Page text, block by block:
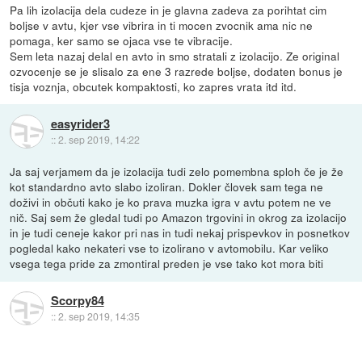
Pa lih izolacija dela cudeze in je glavna zadeva za porihtat cim
boljse v avtu, kjer vse vibrira in ti mocen zvocnik ama nic ne
pomaga, ker samo se ojaca vse te vibracije.
Sem leta nazaj delal en avto in smo stratali z izolacijo. Ze original
ozvocenje se je slisalo za ene 3 razrede boljse, dodaten bonus je
tisja voznja, obcutek kompaktosti, ko zapres vrata itd itd.
easyrider3
::2. sep 2019, 14:22
Ja saj verjamem da je izolacija tudi zelo pomembna sploh če je že
kot standardno avto slabo izoliran. Dokler človek sam tega ne
doživi in občuti kako je ko prava muzka igra v avtu potem ne ve
nič. Saj sem že gledal tudi po Amazon trgovini in okrog za izolacijo
in je tudi ceneje kakor pri nas in tudi nekaj prispevkov in posnetkov
pogledal kako nekateri vse to izolirano v avtomobilu. Kar veliko
vsega tega pride za zmontiral preden je vse tako kot mora biti
Scorpy84
::2. sep 2019, 14:35